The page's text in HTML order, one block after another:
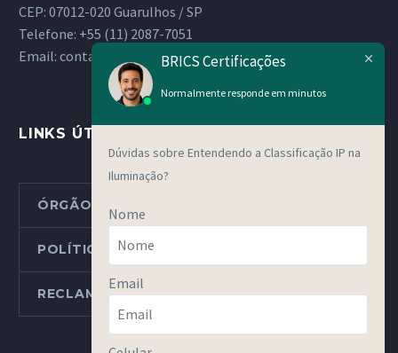
CEP: 07012-020 Guarulhos / SP
Telefone: +55 (11) 2087-7051
Email: contato@bricsgroup.com.br
LINKS ÚTEIS
ÓRGÃOS METROLÓGICOS ESTADUAIS
POLÍTICAS E PROCEDIMENTOS
RECLAMAÇÕES OU DENÚNCIAS
BRICS Certificações
Normalmente responde em minutos
Dúvidas sobre Entendendo a Classificação IP na
Iluminação?
Nome
Email